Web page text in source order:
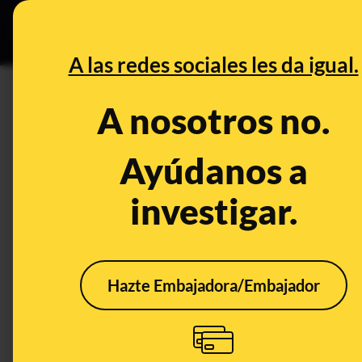
A las redes sociales les da igual.
A nosotros no.
Ayúdanos a
investigar.
Hazte Embajadora/Embajador
osteoporosis
Preguntas y respuestas
sobre la vitamina D: qué
Ser